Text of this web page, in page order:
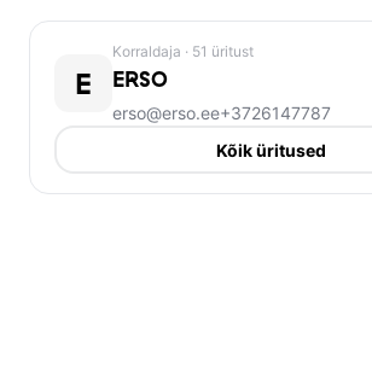
E
Korraldaja · 51 üritust
ERSO
erso@erso.ee+3726147787
Kõik üritused